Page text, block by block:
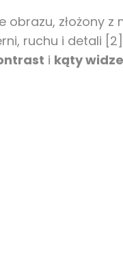
złożony
ruchu i detali
i kąty